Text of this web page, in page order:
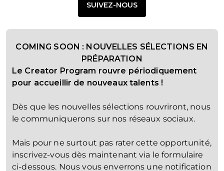
SUIVEZ-NOUS
COMING SOON : NOUVELLES SÉLECTIONS EN
PRÉPARATION
Le Creator Program rouvre périodiquement
pour accueillir de nouveaux talents !
Dès que les nouvelles sélections rouvriront, nous
le communiquerons sur nos réseaux sociaux.
Mais pour ne surtout pas rater cette opportunité,
inscrivez-vous dès maintenant via le formulaire
ci-dessous. Nous vous enverrons une notification